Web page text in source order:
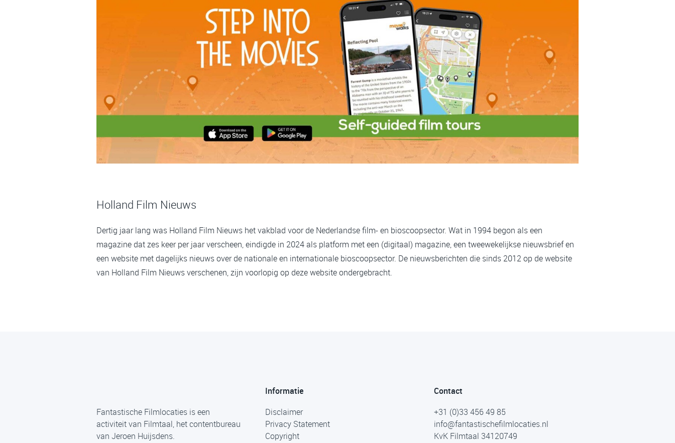
Holland Film Nieuws
Dertig jaar lang was Holland Film Nieuws het vakblad voor de Nederlandse film- en bioscoopsector. Wat in 1994 begon als een
magazine dat zes keer per jaar verscheen, eindigde in 2024 als platform met een (digitaal) magazine, een tweewekelijkse nieuwsbrief en
een website met dagelijks nieuws over de nationale en internationale bioscoopsector. De nieuwsberichten die sinds 2012 op de website
van Holland Film Nieuws verschenen, zijn voorlopig op deze website ondergebracht.
Fantastische Filmlocaties is een
activiteit van Filmtaal, het contentbureau
van Jeroen Huijsdens.
Informatie
Disclaimer
Privacy Statement
Copyright
Contact
+31 (0)33 456 49 85
info@fantastischefilmlocaties.nl
KvK Filmtaal 34120749